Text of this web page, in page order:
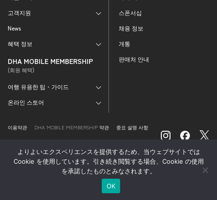
고객지원
News
혜택 정보
DHA MOBILE MEMBERSHIP
(회원 혜택)
여행 유용한 팁・가이드
온라인 스토어
스폰서십
채용 정보
개통
판매처 안내
이용약관 DHA MOBILE MEMBERSHIP 약관
중요 설명 사항
개인정보처리방침
©2026 DHA Corporation Co., Ltd.
よりよいエクスペリエンスを提供するため、当ウェブサイトでは
Cookie を使用しています。引き続き閲覧する場合、Cookie の使用
を承諾したものとみなされます。
OK